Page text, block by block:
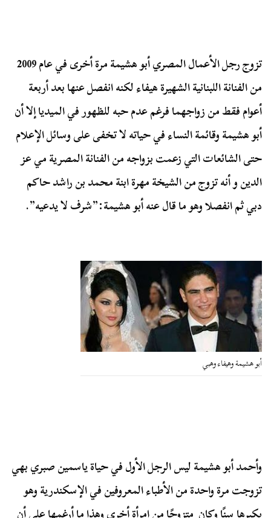
تزوج رجل الأعمال المصري أبو هشيمة مرة أخرى في عام 2009
من الفنانة اللبنانية الشهيرة هيفاء لكنه انفصل عنها بعد أربعة
أعوام فقط من زواجهما فرغم عدم حبه للظهور في الميديا إلا أن
أبو هشيمة وقائمة النساء في حياته لا تخفى على وسائل الإعلام
حتى الشائعات التي زعمت بزواجه من الفنانة المصرية مي عز
الدين و أنه تزوج من الشيخة مهرة ابنة محمد بن راشد حاكم
دبي ثم انفصلا وهو ما قال عنه أبو هشيمة:”شرف لا يدعيه”.
أبو هشيمة وهيفاء وهبي
وأحمد أبو هشيمة ليس الرجل الأول في حياة ياسمين صبري بهي
تزوجت مرة واحدة من الأطباء المعروفين في الإسكندرية وهو